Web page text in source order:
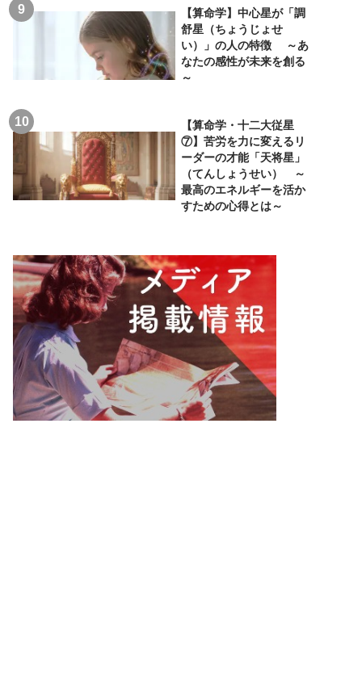
【算命学】中心星が「調
舒星（ちょうじょせ
い）」の人の特徴 ～あ
なたの感性が未来を創る
～
【算命学・十二大従星
⑦】苦労を力に変えるリ
ーダーの才能「天将星」
（てんしょうせい） ～
最高のエネルギーを活か
すための心得とは～